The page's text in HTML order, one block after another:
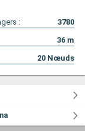
:
3780
36 m
20 Nœuds